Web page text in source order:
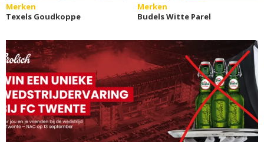
Merken
Texels Goudkoppe
Merken
Budels Witte Parel